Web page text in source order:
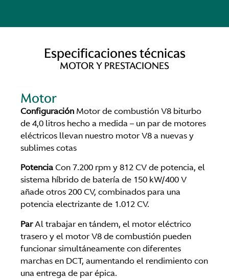
Especificaciones técnicas
MOTOR Y PRESTACIONES
Motor
Configuración Motor de combustión V8 biturbo
de 4,0 litros hecho a medida – un par de motores
eléctricos llevan nuestro motor V8 a nuevas y
sublimes cotas
PotenciaCon 7.200 rpm y 812 CV de potencia, el
sistema híbrido de batería de 150 kW/400 V
añade otros 200 CV, combinados para una
potencia electrizante de 1.012 CV.
ParAl trabajar en tándem, el motor eléctrico
trasero y el motor V8 de combustión pueden
funcionar simultáneamente con diferentes
marchas en DCT, aumentando el rendimiento con
una entrega de par épica.